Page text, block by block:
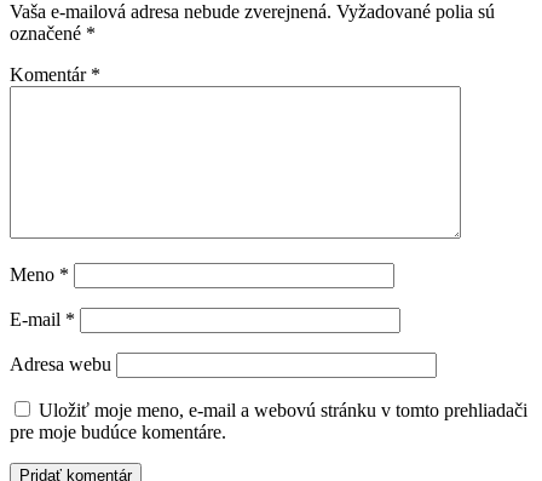
Vaša e-mailová adresa nebude zverejnená. Vyžadované polia sú
označené *
Komentár *
Meno *
E-mail *
Adresa webu
Uložiť moje meno, e-mail a webovú stránku v tomto prehliadači
pre moje budúce komentáre.